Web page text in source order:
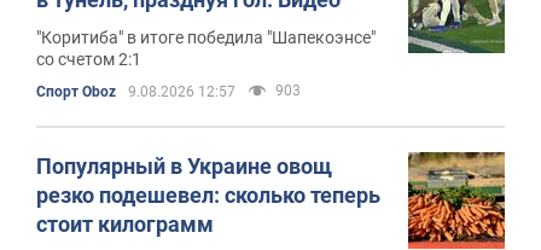
"Коритиба" в итоге победила "Шапекоэнсе"
со счетом 2:1
Спорт Oboz 9.08.2026 12:57 903
Популярный в Украине овощ
резко подешевел: сколько теперь
стоит килограмм